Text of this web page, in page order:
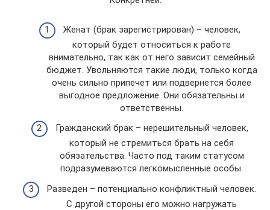
Женат (брак зарегистрирован) – человек,
который будет относиться к работе
внимательно, так как от него зависит семейный
бюджет. Увольняются такие люди, только когда
очень сильно припечет или подвернется более
выгодное предложение. Они обязательны и
ответственны.
Гражданский брак – нерешительный человек,
который не стремиться брать на себя
обязательства. Часто под таким статусом
подразумеваются легкомысленные особы.
Разведен – потенциально конфликтный человек.
С другой стороны его можно нагружать